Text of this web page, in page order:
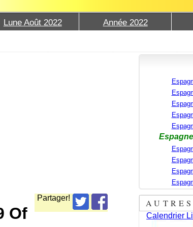
Lune Août 2022 Année 2022
Partager!
Of
Calendrier